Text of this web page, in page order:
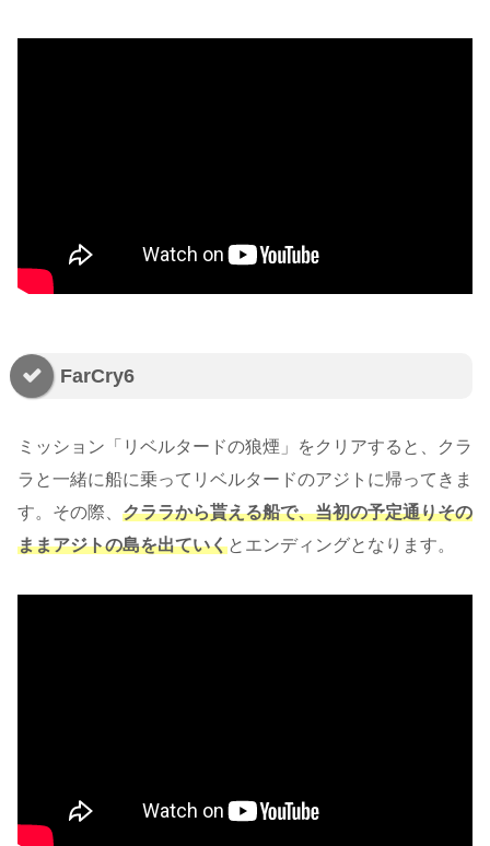
FarCry6
ミッション「リベルタードの狼煙」をクリアすると、クラ
ラと一緒に船に乗ってリベルタードのアジトに帰ってきま
す。その際、 クララから貰える船で、当初の予定通りその
ままアジトの島を出ていくとエンディングとなります。